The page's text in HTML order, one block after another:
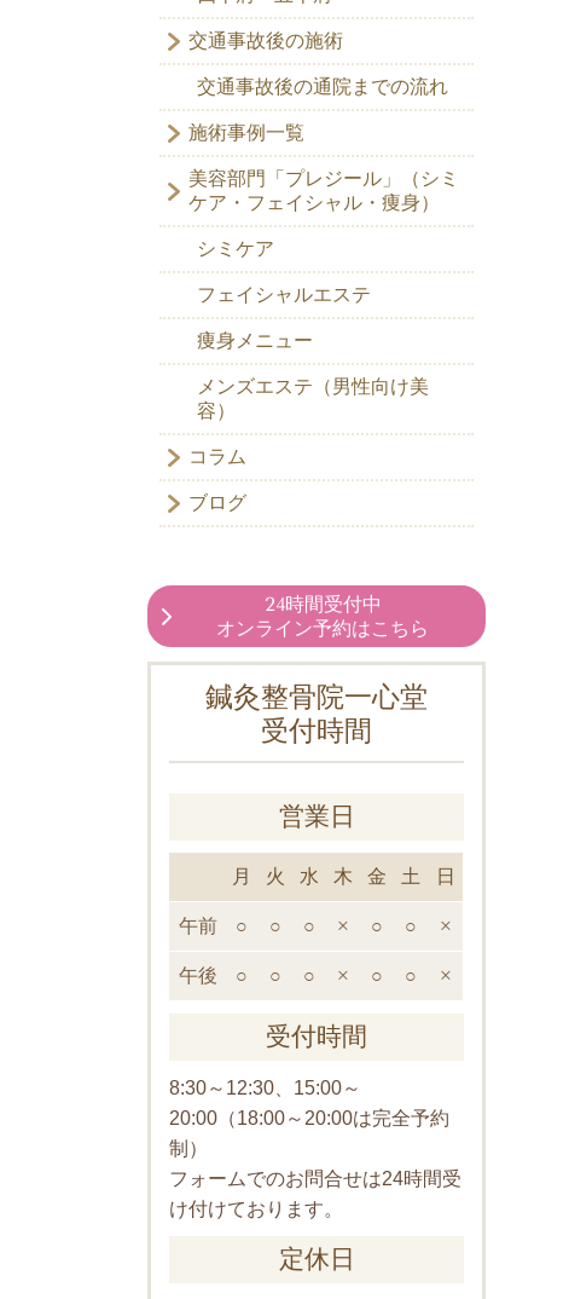
交通事故後の施術
交通事故後の通院までの流れ
施術事例一覧
美容部門「プレジール」（シミ
ケア・フェイシャル・痩身）
シミケア
フェイシャルエステ
痩身メニュー
メンズエステ（男性向け美
容）
コラム
ブログ
24時間受付中
オンライン予約はこちら
鍼灸整骨院一心堂
受付時間
営業日
月 火 水 木 金 土 日
午前 ○ ○ ○ × ○ ○ ×
午後 ○ ○ ○ × ○ ○ ×
受付時間
8:30～12:30、15:00～
20:00（18:00～20:00は完全予約
制）
フォームでのお問合せは24時間受
け付けております。
定休日